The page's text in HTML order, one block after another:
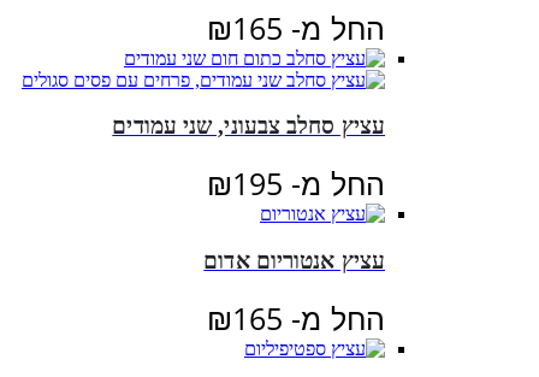
החל מ- ₪165
עציץ סחלב צבעוני, שני עמודים
החל מ- ₪195
עציץ אנטוריום אדום
החל מ- ₪165